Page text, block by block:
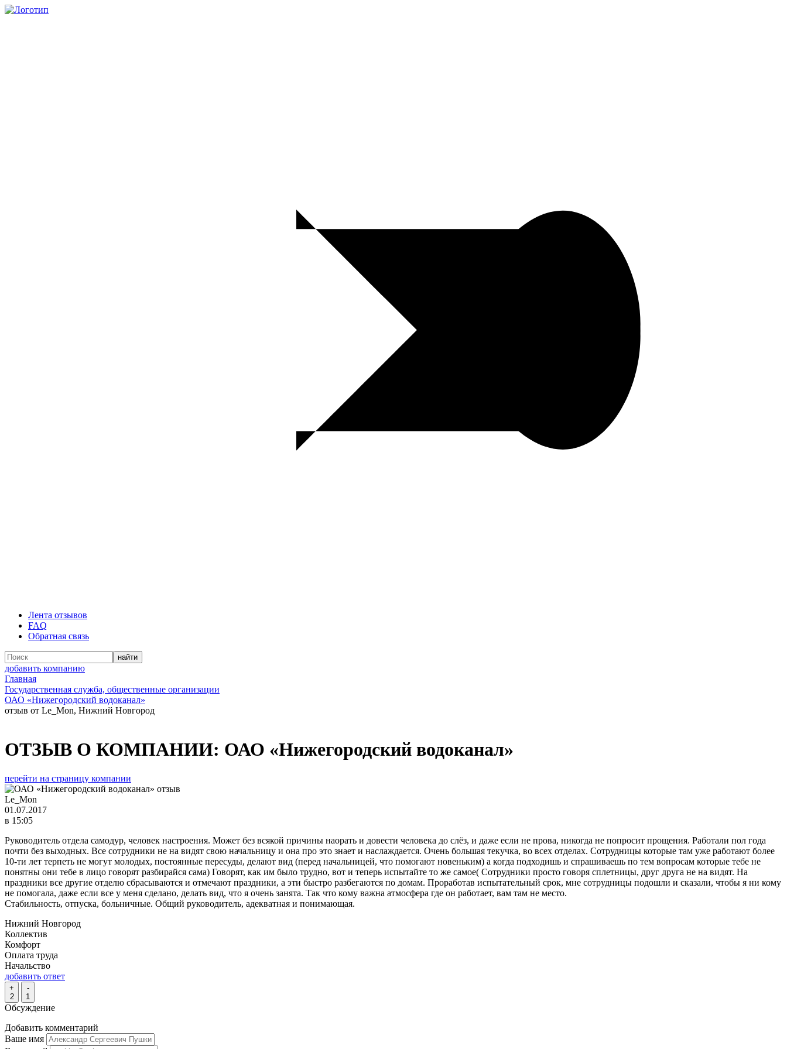
Лента отзывов
FAQ
Обратная связь
добавить компанию
Главная
Государственная служба, общественные организации
ОАО «Нижегородский водоканал»
отзыв от Le_Mon, Нижний Новгород
ОТЗЫВ О КОМПАНИИ: ОАО «Нижегородский водоканал»
перейти на страницу компании
Le_Mon
01.07.2017
в 15:05
Руководитель отдела самодур, человек настроения. Может без всякой причины наорать и довести человека до слёз, и даже если не прова, никогда не попросит прощения. Работали пол года
почти без выходных. Все сотрудники не на видят свою начальницу и она про это знает и наслаждается. Очень большая текучка, во всех отделах. Сотрудницы которые там уже работают более
10-ти лет терпеть не могут молодых, постоянные пересуды, делают вид (перед начальницей, что помогают новеньким) а когда подходишь и спрашиваешь по тем вопросам которые тебе не
понятны они тебе в лицо говорят разбирайся сама) Говорят, как им было трудно, вот и теперь испытайте то же самое( Сотрудники просто говоря сплетницы, друг друга не на видят. На
праздники все другие отделю сбрасываются и отмечают праздники, а эти быстро разбегаются по домам. Проработав испытательный срок, мне сотрудницы подошли и сказали, чтобы я ни кому
не помогала, даже если все у меня сделано, делать вид, что я очень занята. Так что кому важна атмосфера где он работает, вам там не место.
Стабильность, отпуска, больничные. Общий руководитель, адекватная и понимающая.
Нижний Новгород
Коллектив
Комфорт
Оплата труда
Начальство
добавить ответ
+
2
-
1
Обсуждение
Добавить комментарий
Ваше имя